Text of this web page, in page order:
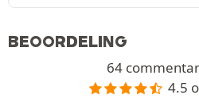
BEOORDELING
64
4.5